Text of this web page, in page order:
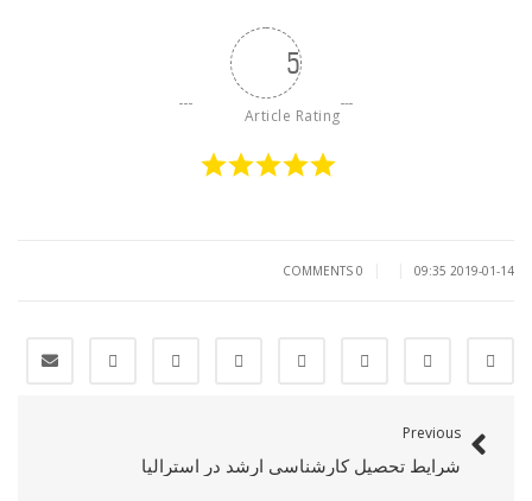
5
Article Rating
2019-01-14 09:35
0 COMMENTS
Previous
شرایط تحصیل کارشناسی ارشد در استرالیا